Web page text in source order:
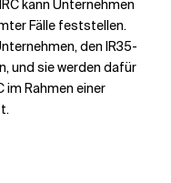
kann Unternehmen
Fälle feststellen.
den IR35-
und sie werden dafür
im Rahmen einer